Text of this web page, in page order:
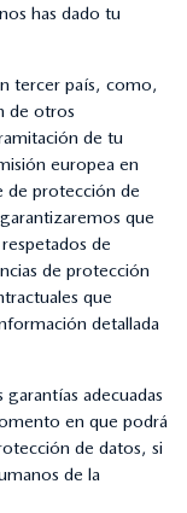
has dado tu
tercer país, como,
de otros
de tu
europea en
de protección de
que
de
de protección
que
detallada
adecuadas
en que podrá
de datos, si
de la